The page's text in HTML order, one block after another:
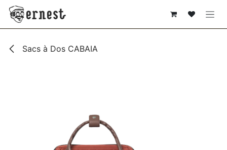
SE RENDRE AU CONTENU
Sacs à Dos CABAIA